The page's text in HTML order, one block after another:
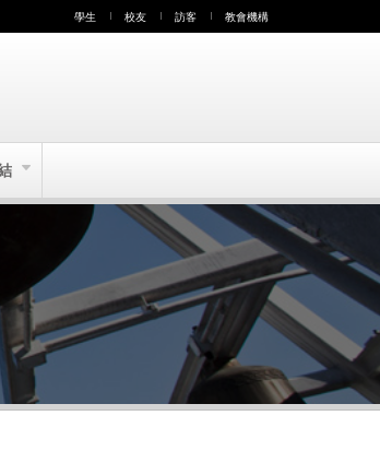
學生 校友 訪客 教會機構